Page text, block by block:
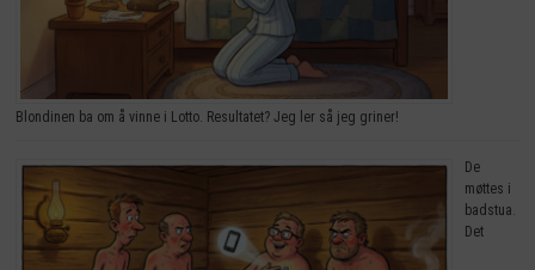
Blondinen ba om å vinne i Lotto. Resultatet? Jeg ler så jeg griner!
De
møttes i
badstua.
Det